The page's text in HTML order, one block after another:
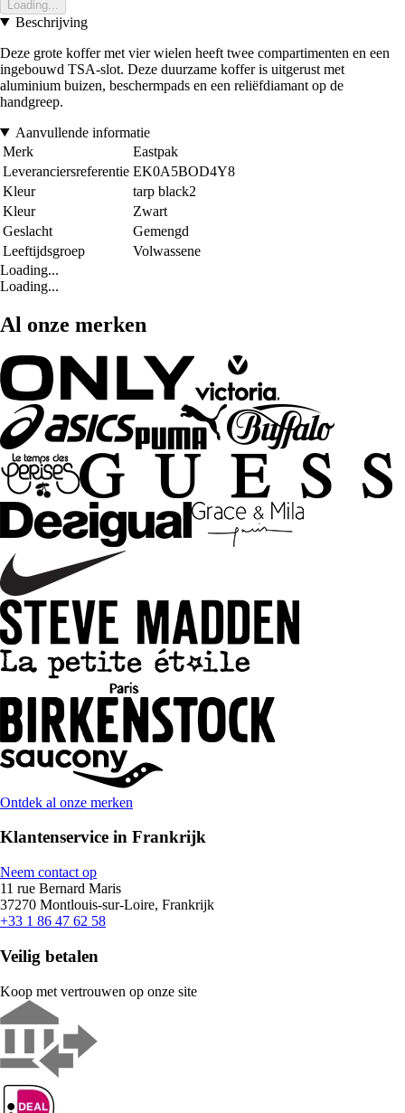
Loading...
Beschrijving
Deze grote koffer met vier wielen heeft twee compartimenten en een
ingebouwd TSA-slot. Deze duurzame koffer is uitgerust met
aluminium buizen, beschermpads en een reliëfdiamant op de
handgreep.
Aanvullende informatie
Merk
Eastpak
Leveranciersreferentie EK0A5BOD4Y8
Kleur
tarp black2
Kleur
Zwart
Geslacht
Gemengd
Leeftijdsgroep
Volwassene
Loading...
Loading...
Al onze merken
Ontdek al onze merken
Klantenservice in Frankrijk
Neem contact op
11 rue Bernard Maris
37270 Montlouis-sur-Loire, Frankrijk
+33 1 86 47 62 58
Veilig betalen
Koop met vertrouwen op onze site